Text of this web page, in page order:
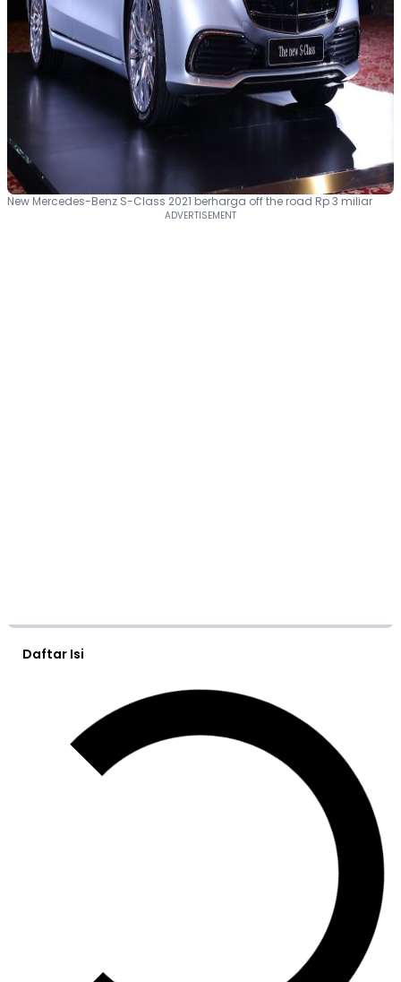
New Mercedes-Benz S-Class 2021 berharga off the road Rp 3 miliar
Daftar Isi